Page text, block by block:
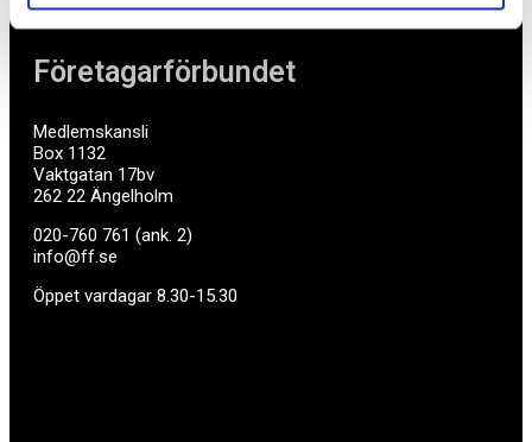
Företagarförbundet
Medlemskansli
Box 1132
Vaktgatan 17bv
262 22 Ängelholm
020-760 761 (ank. 2)
info@ff.se
Öppet vardagar 8.30-15.30